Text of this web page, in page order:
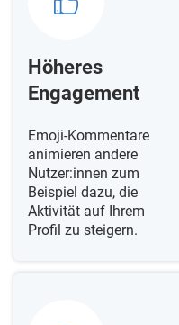
Höheres
Engagement
Emoji-Kommentare
animieren andere
Nutzer:innen zum
Beispiel dazu, die
Aktivität auf Ihrem
Profil zu steigern.